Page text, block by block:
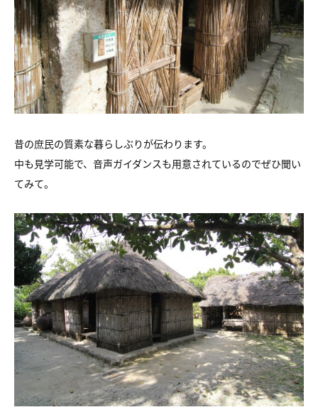
昔の庶民の質素な暮らしぶりが伝わります。
中も見学可能で、音声ガイダンスも用意されているのでぜひ聞い
てみて。